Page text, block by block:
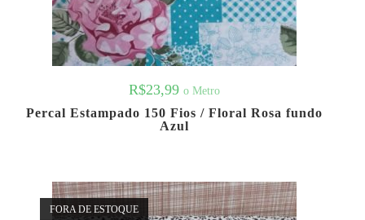
R$23,99 o Metro
Percal Estampado 150 Fios / Floral Rosa fundo
Azul
FORA DE ESTOQUE